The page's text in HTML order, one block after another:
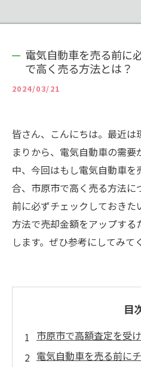
電気自動車を売る前に
で高く売る方法とは？
2024/03/21
皆さん、こんにちは。最近
まりから、電気自動車の需要
中、今回はもし電気自動車を
合、市原市で高く売る方法に
前に必ずチェックしておきた
方法で売却金額をアップす
します。ぜひ参考にしてみて
目
市原市で高額査定を受
電気自動車を売る前に